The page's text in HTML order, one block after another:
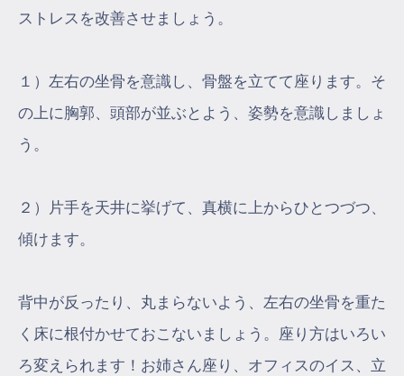
ストレスを改善させましょう。
１）左右の坐骨を意識し、骨盤を立てて座ります。そ
の上に胸郭、頭部が並ぶとよう、姿勢を意識しましょ
う。
２）片手を天井に挙げて、真横に上からひとつづつ、
傾けます。
背中が反ったり、丸まらないよう、左右の坐骨を重た
く床に根付かせておこないましょう。座り方はいろい
ろ変えられます！お姉さん座り、オフィスのイス、立